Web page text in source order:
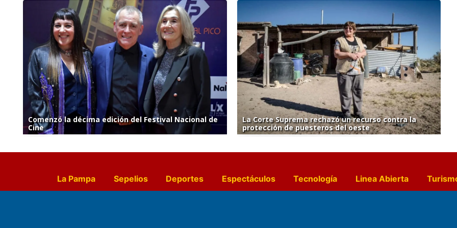
Comenzó la décima edición del Festival Nacional de
Cine
La Corte Suprema rechazó un recurso contra la
protección de puesteros del oeste
La Pampa Sepelios Deportes Espectáculos Tecnología Linea Abierta